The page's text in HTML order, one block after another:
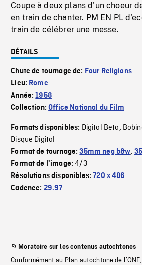
Coupe à deux plans d'un choeur
en train de chanter. PM EN PL
train de célébrer une messe.
DÉTAILS
Chute de tournage de: Four Religions
Lieu: Rome
Année:1958
Collection:Office National du Film
Formats disponibles: Digital Beta,
Disque Digital
Format de tournage:35mm neg b&w,
Format de l'image:4/3
Résolutions disponibles:720 x 486
Cadence: 29.97
Moratoire sur les contenus autochtones
Conformément au Plan autochtone de